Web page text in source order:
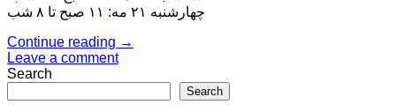
چهارشنبه ۲۱ مه: ۱۱ صبح تا ۸ شب
Continue reading →
Leave a comment
Search
Search